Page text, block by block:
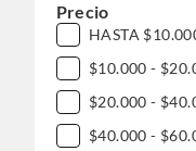
Precio
HASTA
$10.000 -
$20.000 -
$40.000 -